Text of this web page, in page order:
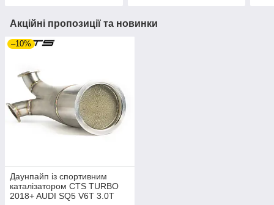
Акційні пропозиції та новинки
–10%
Даунпайп із спортивним
каталізатором CTS TURBO
2018+ AUDI SQ5 V6T 3.0T